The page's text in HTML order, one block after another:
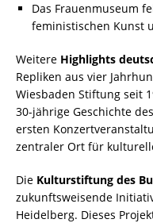
Das Frauenmuseum
feministischen Kunst
Weitere Highlights
Repliken aus vier
Wiesbaden Stiftung seit
30-jährige Geschichte
ersten
zentraler Ort für
Die Kulturstiftung des
zukunftsweisende
Heidelberg. Dieses